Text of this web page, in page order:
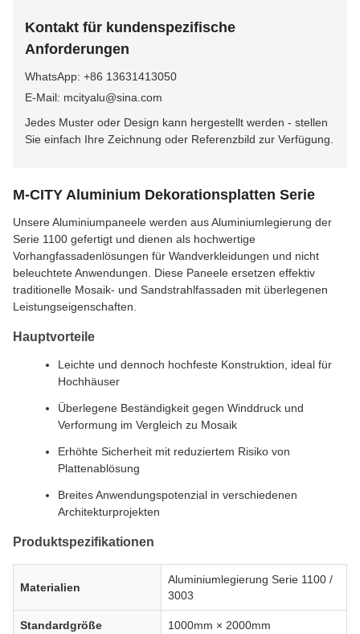
Kontakt für kundenspezifische
Anforderungen
WhatsApp: +86 13631413050
E-Mail: mcityalu@sina.com
Jedes Muster oder Design kann hergestellt werden - stellen
Sie einfach Ihre Zeichnung oder Referenzbild zur Verfügung.
M-CITY Aluminium Dekorationsplatten Serie
Unsere Aluminiumpaneele werden aus Aluminiumlegierung der
Serie 1100 gefertigt und dienen als hochwertige
Vorhangfassadenlösungen für Wandverkleidungen und nicht
beleuchtete Anwendungen. Diese Paneele ersetzen effektiv
traditionelle Mosaik- und Sandstrahlfassaden mit überlegenen
Leistungseigenschaften.
Hauptvorteile
Leichte und dennoch hochfeste Konstruktion, ideal für
Hochhäuser
Überlegene Beständigkeit gegen Winddruck und
Verformung im Vergleich zu Mosaik
Erhöhte Sicherheit mit reduziertem Risiko von
Plattenablösung
Breites Anwendungspotenzial in verschiedenen
Architekturprojekten
Produktspezifikationen
Materialien
Aluminiumlegierung Serie 1100 /
3003
Standardgröße 1000mm × 2000mm